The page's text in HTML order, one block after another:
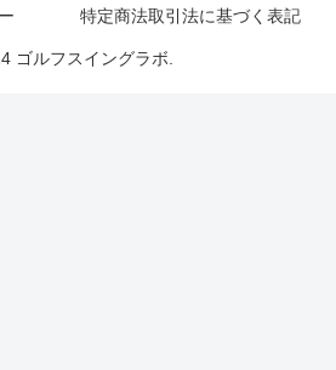
特定商法取引法に基づく表記
ゴルフスイングラボ.